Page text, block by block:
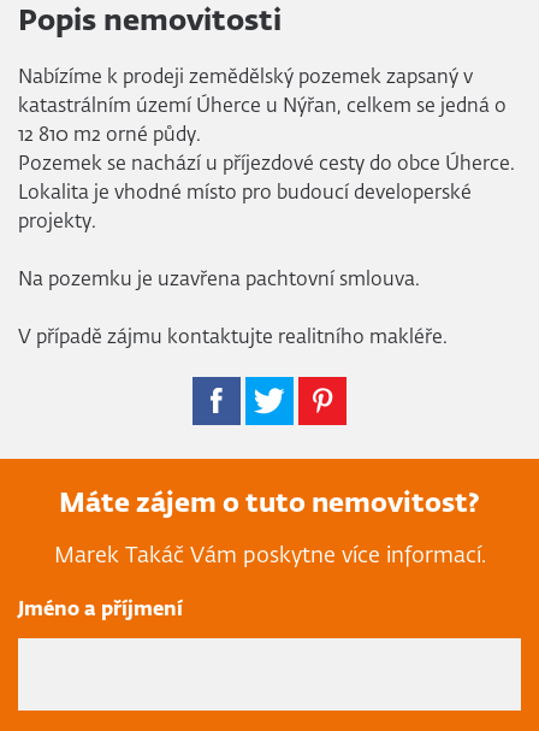
Popis nemovitosti
Nabízíme k prodeji zemědělský pozemek zapsaný v
katastrálním území Úherce u Nýřan, celkem se jedná o
12 810 m2 orné půdy.
Pozemek se nachází u příjezdové cesty do obce Úherce.
Lokalita je vhodné místo pro budoucí developerské
projekty.
Na pozemku je uzavřena pachtovní smlouva.
V případě zájmu kontaktujte realitního makléře.
Máte zájem o tuto nemovitost?
Marek Takáč Vám poskytne více informací.
Jméno a příjmení